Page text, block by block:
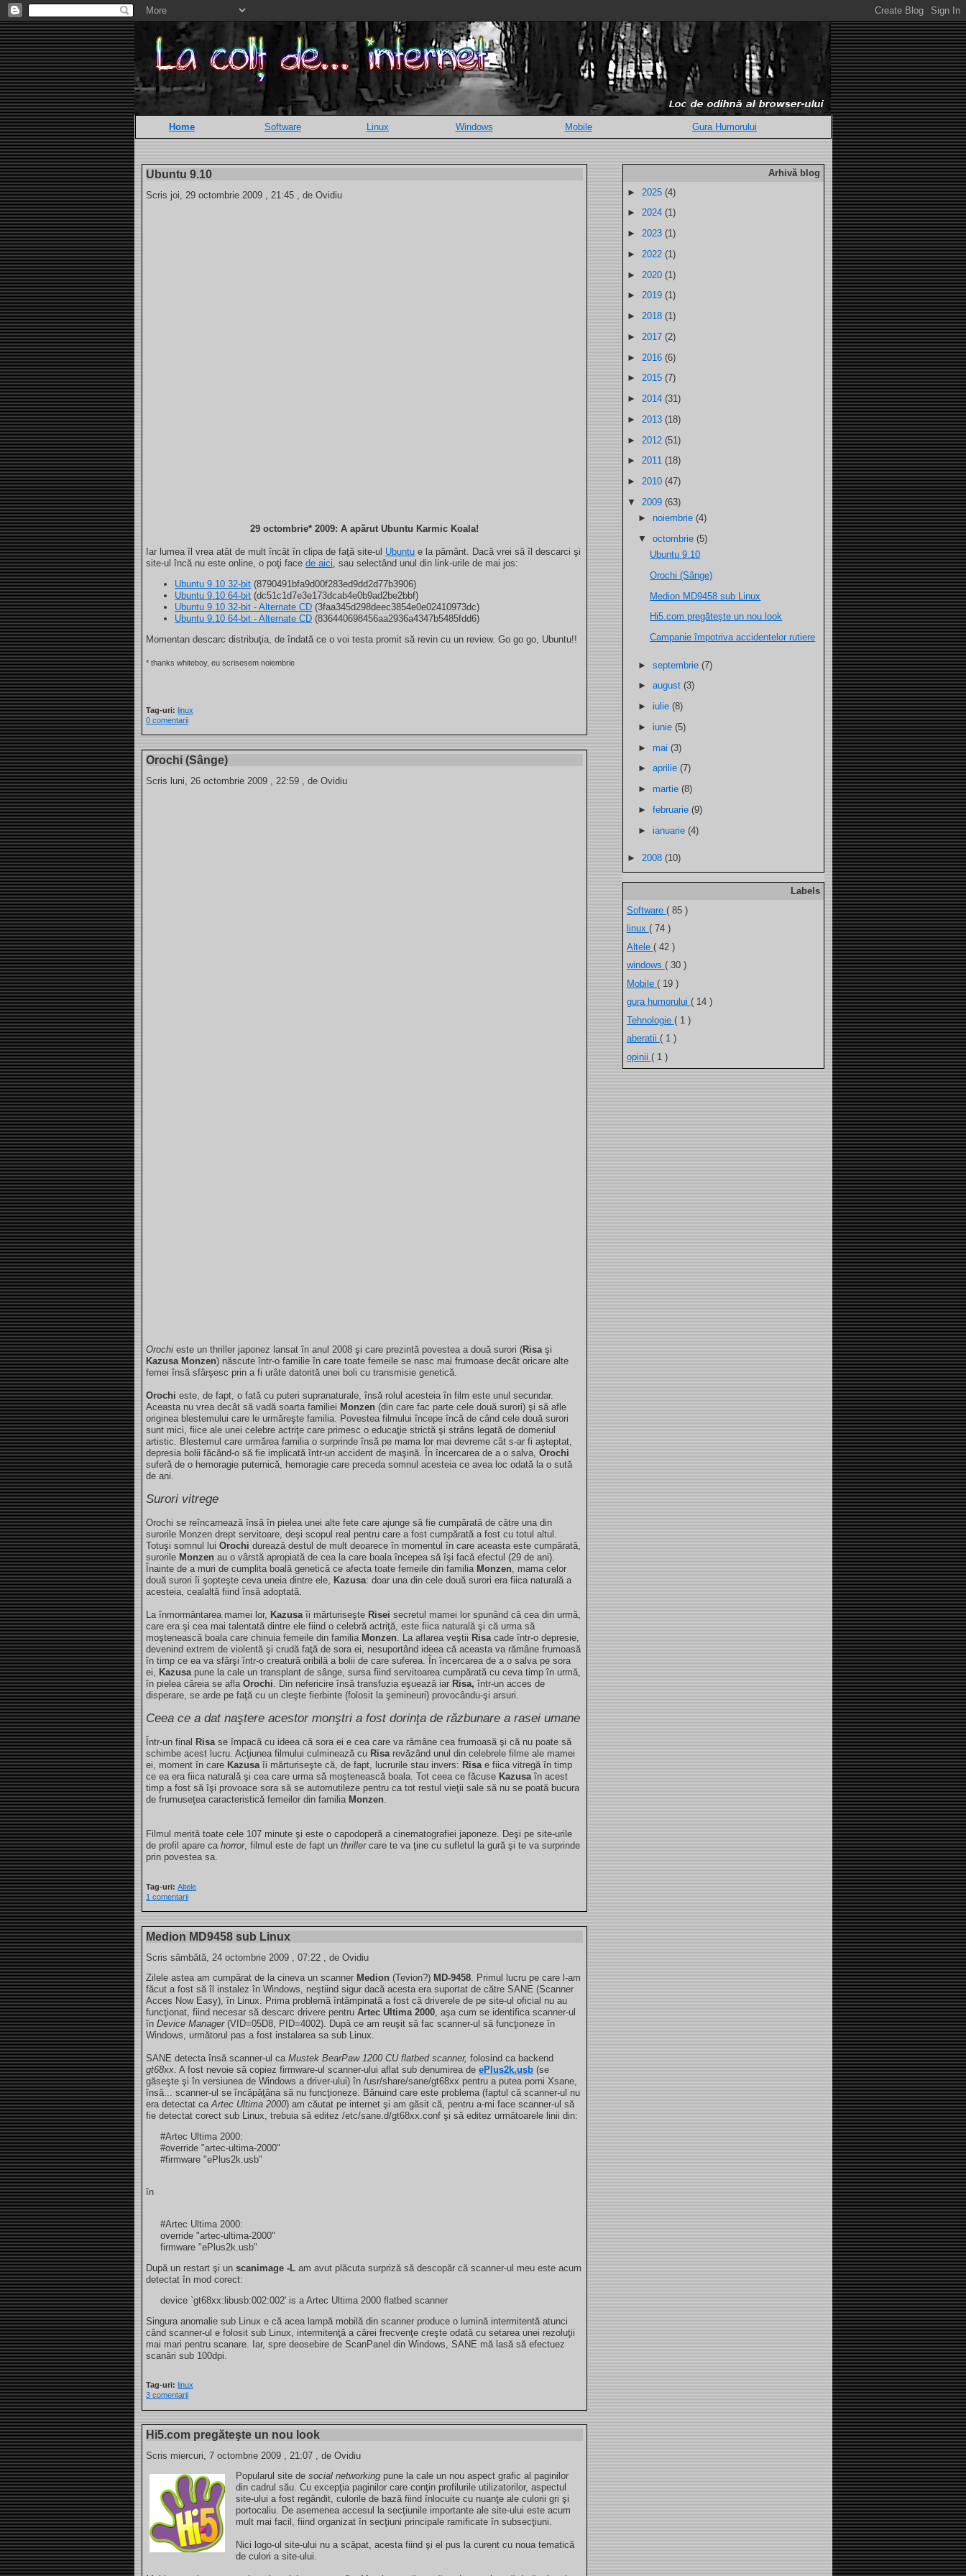
Home Software Linux Windows Mobile Gura Humorului
Ubuntu 9.10
Scris joi, 29 octombrie 2009 , 21:45 , de Ovidiu
29 octombrie* 2009: A apărut Ubuntu Karmic Koala!
Iar lumea îl vrea atât de mult încât în clipa de faţă site-ul Ubuntu e la pământ. Dacă vrei să îl descarci şi
site-ul încă nu este online, o poţi facede aici , sau selectând unul din link-urile de mai jos:
Ubuntu 9.10 32-bit (8790491bfa9d00f283ed9dd2d77b3906)
Ubuntu 9.10 64-bit (dc51c1d7e3e173dcab4e0b9ad2be2bbf)
Ubuntu 9.10 32-bit - Alternate CD (3faa345d298deec3854e0e02410973dc)
Ubuntu 9.10 64-bit - Alternate CD (836440698456aa2936a4347b5485fdd6)
Momentan descarc distribuţia, de îndată ce o voi testa promit să revin cu un review. Go go go, Ubuntu!!
* thanks whiteboy, eu scrisesem noiembrie
Tag-uri:linux
0 comentarii
Orochi (Sânge)
Scris luni, 26 octombrie 2009 , 22:59 , de Ovidiu
Orochi este un thriller japonez lansat în anul 2008 şi care prezintă povestea a două surori (Risa şi
Kazusa Monzen) născute într-o familie în care toate femeile se nasc mai frumoase decât oricare alte
femei însă sfârşesc prin a fi urâte datorită unei boli cu transmisie genetică.
Orochi este, de fapt, o fată cu puteri supranaturale, însă rolul acesteia în film este unul secundar.
Aceasta nu vrea decât să vadă soarta familiei Monzen (din care fac parte cele două surori) şi să afle
originea blestemului care le urmăreşte familia. Povestea filmului începe încă de când cele două surori
sunt mici, fiice ale unei celebre actriţe care primesc o educaţie strictă şi strâns legată de domeniul
artistic. Blestemul care urmărea familia o surprinde însă pe mama lor mai devreme cât s-ar fi aşteptat,
depresia bolii făcând-o să fie implicată într-un accident de maşină. În încercarea de a o salva,Orochi
suferă de o hemoragie puternică, hemoragie care preceda somnul acesteia ce avea loc odată la o sută
de ani.
Surori vitrege
Orochi se reîncarnează însă în pielea unei alte fete care ajunge să fie cumpărată de către una din
surorile Monzen drept servitoare, deşi scopul real pentru care a fost cumpărată a fost cu totul altul.
Totuşi somnul luiOrochi durează destul de mult deoarece în momentul în care aceasta este cumpărată,
surorile Monzen au o vârstă apropiată de cea la care boala începea să îşi facă efectul (29 de ani).
Înainte de a muri de cumplita boală genetică ce afecta toate femeile din familia Monzen , mama celor
două surori îi şopteşte ceva uneia dintre ele,
Kazusa: doar una din cele două surori era fiica naturală a
acesteia, cealaltă fiind însă adoptată.
La înmormântarea mamei lor, Kazusa îi mărturiseşte Riseisecretul mamei lor spunând că cea din urmă,
care era şi cea mai talentată dintre ele fiind o celebră actriţă, este fiica naturală şi că urma să
moştenească boala care chinuia femeile din familia Monzen . La aflarea veştii Risa cade într-o depresie,
devenind extrem de violentă şi crudă faţă de sora ei, nesuportând ideea că aceasta va rămâne frumoasă
în timp ce ea va sfârşi într-o creatură oribilă a bolii de care suferea. În încercarea de a o salva pe sora
ei,
Kazusa pune la cale un transplant de sânge, sursa fiind servitoarea cumpărată cu ceva timp în urmă,
în pielea căreia se aflaOrochi . Din nefericire însă transfuzia eşuează iar Risa, într-un acces de
disperare, se arde pe faţă cu un cleşte fierbinte (folosit la şemineuri) provocându-şi arsuri.
Ceea ce a dat naştere acestor monştri a fost dorinţa de răzbunare a rasei umane
Într-un final Risa se împacă cu ideea că sora ei e cea care va rămâne cea frumoasă şi că nu poate să
schimbe acest lucru. Acţiunea filmului culminează cu Risa revăzând unul din celebrele filme ale mamei
ei, moment în care Kazusa îi mărturiseşte că, de fapt, lucrurile stau invers: Risa e fiica vitregă în timp
ce ea era fiica naturală şi cea care urma să moştenească boala. Tot ceea ce făcuse Kazusa în acest
timp a fost să îşi provoace sora să se automutileze pentru ca tot restul vieţii sale să nu se poată bucura
de frumuseţea caracteristică femeilor din familia Monzen
Filmul merită toate cele 107 minute şi este o capodoperă a cinematografiei japoneze. Deşi pe site-urile
de profil apare cahorror, filmul este de fapt unthrillercare te va ţine cu sufletul la gură şi te va surprinde
prin povestea sa.
Tag-uri:Altele
1 comentarii
Medion MD9458 sub Linux
Scris sâmbătă, 24 octombrie 2009 , 07:22 , de Ovidiu
Zilele astea am cumpărat de la cineva un scanner Medion (Tevion?) MD-9458 . Primul lucru pe care l-am
făcut a fost să îl instalez în Windows, neştiind sigur dacă acesta era suportat de către SANE (Scanner
Acces Now Easy), în Linux. Prima problemă întâmpinată a fost că driverele de pe site-ul oficial nu au
funcţionat, fiind necesar să descarc drivere pentruArtec Ultima 2000 , aşa cum se identifica scanner-ul
înDevice Manager(VID=05D8, PID=4002). După ce am reuşit să fac scanner-ul să funcţioneze în
Windows, următorul pas a fost instalarea sa sub Linux.
SANE detecta însă scanner-ul caMustek BearPaw 1200 CU flatbed scanner,folosind ca backend
gt68xx . A fost nevoie să copiez firmware-ul scanner-ului aflat sub denumirea deePlus2k.usb (se
găseşte şi în versiunea de Windows a driver-ului) în /usr/share/sane/gt68xx pentru a putea porni Xsane,
însă... scanner-ul se încăpăţâna să nu funcţioneze. Bănuind care este problema (faptul că scanner-ul nu
era detectat caArtec Ultima 2000) am căutat pe internet şi am găsit că, pentru a-mi face scanner-ul să
fie detectat corect sub Linux, trebuia să editez /etc/sane.d/gt68xx.conf şi să editez următoarele linii din:
#Artec Ultima 2000:
#override "artec-ultima-2000"
#firmware "ePlus2k.usb"
în
#Artec Ultima 2000:
override "artec-ultima-2000"
firmware "ePlus2k.usb"
După un restart şi unscanimage -L am avut plăcuta surpriză să descopăr că scanner-ul meu este acum
detectat în mod corect:
device `gt68xx:libusb:002:002' is a Artec Ultima 2000 flatbed scanner
Singura anomalie sub Linux e că acea lampă mobilă din scanner produce o lumină intermitentă atunci
când scanner-ul e folosit sub Linux, intermitenţă a cărei frecvenţe creşte odată cu setarea unei rezoluţii
mai mari pentru scanare. Iar, spre deosebire de ScanPanel din Windows, SANE mă lasă să efectuez
scanări sub 100dpi.
Tag-uri: linux
3 comentarii
Hi5.com pregăteşte un nou look
Scris miercuri, 7 octombrie 2009 , 21:07 , de Ovidiu
Popularul site desocial networking pune la cale un nou aspect grafic al paginilor
din cadrul său. Cu excepţia paginilor care conţin profilurile utilizatorilor, aspectul
site-ului a fost regândit, culorile de bază fiind înlocuite cu nuanţe ale culorii gri şi
portocaliu. De asemenea accesul la secţiunile importante ale site-ului este acum
mult mai facil, fiind organizat în secţiuni principale ramificate în subsecţiuni.
Nici logo-ul site-ului nu a scăpat, acesta fiind şi el pus la curent cu noua tematică
de culori a site-ului.
Arhivă blog
► 2025 (4)
► 2024 (1)
► 2023 (1)
► 2022 (1)
► 2020 (1)
► 2019 (1)
► 2018 (1)
► 2017 (2)
► 2016 (6)
► 2015 (7)
► 2014 (31)
► 2013 (18)
► 2012 (51)
► 2011 (18)
► 2010 (47)
▼ 2009 (63)
►noiembrie(4)
▼octombrie(5)
Ubuntu 9.10
Orochi (Sânge)
Medion MD9458 sub Linux
Hi5.com pregăteşte un nou look
Campanie împotriva accidentelor rutiere
►septembrie(7)
►august(3)
►iulie(8)
►iunie(5)
►mai(3)
►aprilie(7)
►martie(8)
►februarie(9)
►ianuarie(4)
► 2008 (10)
Labels
Software ( 85 )
linux ( 74 )
Altele ( 42 )
windows ( 30 )
Mobile ( 19 )
gura humorului ( 14 )
Tehnologie ( 1 )
aberatii ( 1 )
opinii ( 1 )